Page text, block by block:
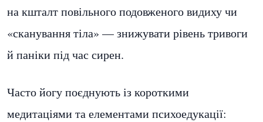
на кшталт повільного подовженого видиху чи
«сканування тіла» — знижувати рівень тривоги
й паніки під час сирен.
Часто йогу поєднують із короткими
медитаціями та елементами психоедукації: